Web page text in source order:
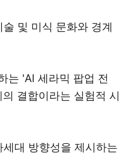
및 미식 문화와 경계
는 'AI 세라믹 팝업 전
결합이라는 실험적 시
대 방향성을 제시하는